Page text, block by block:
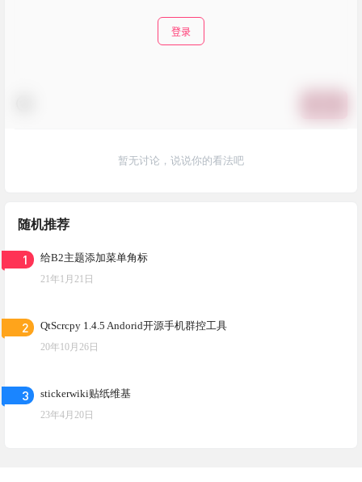
登录
暂无讨论，说说你的看法吧
随机推荐
1 给B2主题添加菜单角标
21年1月21日
2 QtScrcpy 1.4.5 Andorid开源手机群控工具
20年10月26日
3 stickerwiki贴纸维基
23年4月20日